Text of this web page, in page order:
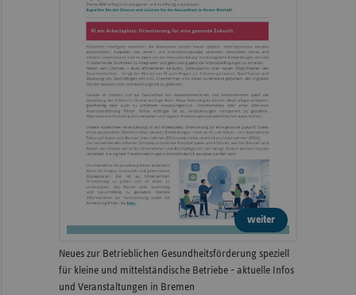
weiter
Neues zur Betrieblichen Gesundheitsförderung speziell
für kleine und mittelständische Betriebe - aktuelle Infos
und Veranstaltungen in Bremen